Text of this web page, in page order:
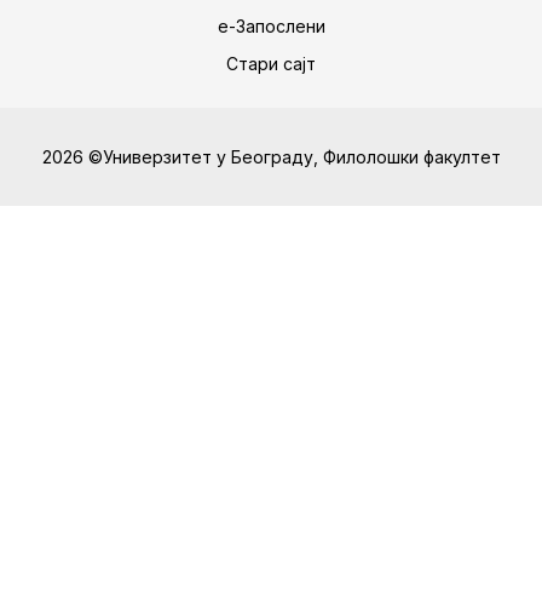
е-Запослени
Стари сајт
2026 ©Универзитет у Београду, Филолошки факултет